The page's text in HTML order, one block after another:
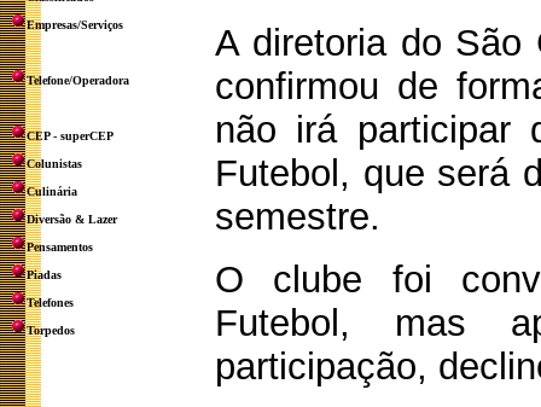
Empresas/Serviços
Telefone/Operadora
CEP - superCEP
Colunistas
Culinária
Diversão & Lazer
Pensamentos
Piadas
Telefones
Torpedos
A diretoria do São
confirmou de
não irá participar
Futebol, que será
semestre.
O clube foi
Futebol, mas
participação,